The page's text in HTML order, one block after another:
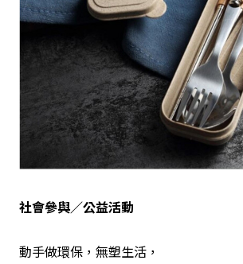
社會參與／公益活動
動手做環保，無塑生活，